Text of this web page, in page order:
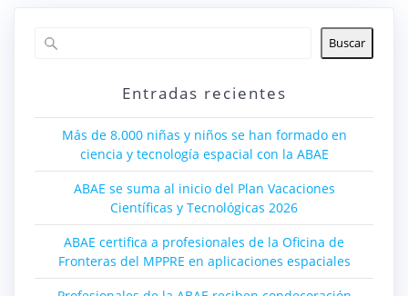
Buscar
Entradas recientes
Más de 8.000 niñas y niños se han formado en
ciencia y tecnología espacial con la ABAE
ABAE se suma al inicio del Plan Vacaciones
Científicas y Tecnológicas 2026
ABAE certifica a profesionales de la Oficina de
Fronteras del MPPRE en aplicaciones espaciales